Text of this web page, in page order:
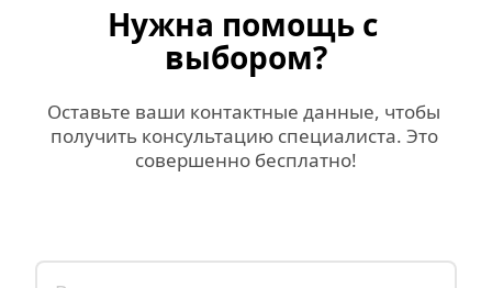
Нужна помощь с
выбором?
Оставьте ваши контактные данные, чтобы
получить консультацию специалиста. Это
совершенно бесплатно!